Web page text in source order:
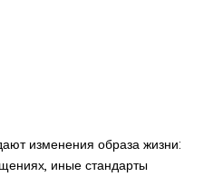
изменения образа жизни:
иные стандарты